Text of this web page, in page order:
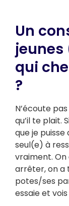
Un
qui
?
N’écoute
qu’il te plait.
que je puisse
seul(e) à
vraiment. On
arrêter, on a
potes/ses
essaie et vois